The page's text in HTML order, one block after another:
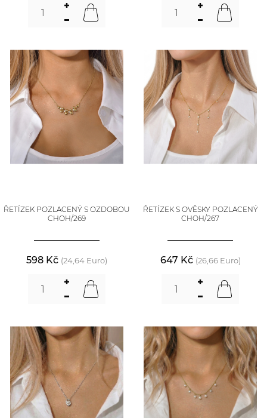
ŘETÍZEK POZLACENÝ S OZDOBOU
CHOH/269
598 Kč (24,64 Euro)
ŘETÍZEK S OVĚSKY POZLACENÝ
CHOH/267
647 Kč (26,66 Euro)